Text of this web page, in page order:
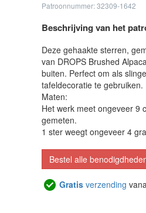
Patroonnummer: 32309-1642
Beschrijving van het
Deze gehaakte sterren,
van DROPS Brushed
buiten. Perfect om als
tafeldecoratie te gebruiken.
Maten:
Het werk meet ongeveer 9
gemeten.
1 ster weegt ongeveer 4
Bestel alle
Gratis verzending